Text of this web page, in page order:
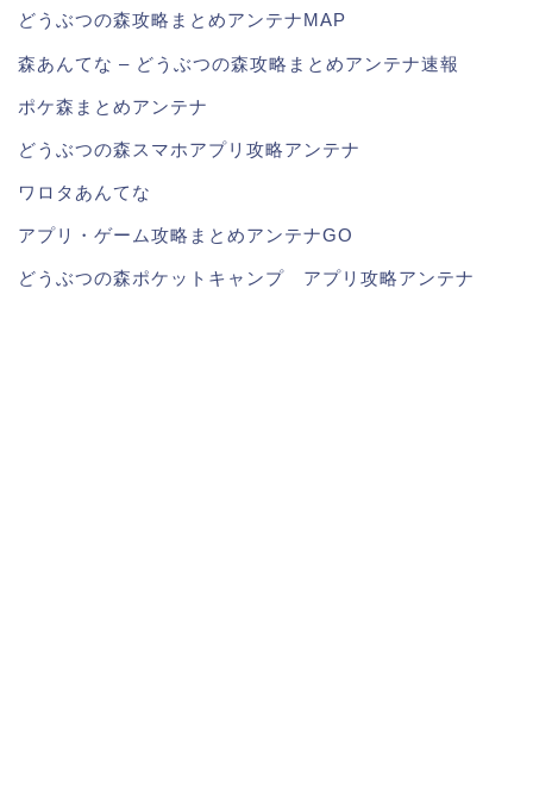
どうぶつの森攻略まとめアンテナMAP
森あんてな – どうぶつの森攻略まとめアンテナ速報
ポケ森まとめアンテナ
どうぶつの森スマホアプリ攻略アンテナ
ワロタあんてな
アプリ・ゲーム攻略まとめアンテナGO
どうぶつの森ポケットキャンプ アプリ攻略アンテナ